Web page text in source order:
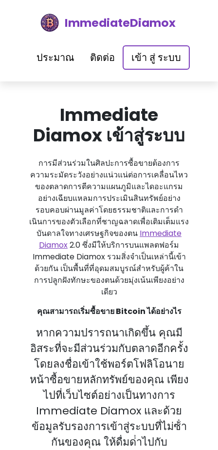
ImmediateDiamox
ประมาณ ติดต่อ เข้า สู่ ระบบ
Immediate
Diamox เข้าสู่ระบบ
การมีส่วนร่วมในศิลปะการซื้อขายต้องการ
ความระมัดระวังอย่างแน่วแน่ต่อการเคลื่อนไหว
ของตลาดการตีความแผนภูมิและไดอะแกรม
อย่างเฉียบแหลมการประเมินสินทรัพย์อย่าง
รอบคอบผ่านมูลค่าโดยธรรมชาติและการดํา
เนินการของตัวเลือกที่ชาญฉลาดเพื่อเติมเต็มแรง
บันดาลใจทางเศรษฐกิจของตน Immediate
Diamox2.0 ซึ่งมีให้บริการบนแพลตฟอร์ม
Immediate Diamox รวมสิ่งจําเป็นเหล่านี้เข้า
ด้วยกัน เป็นพื้นที่ที่อุดมสมบูรณ์สําหรับผู้ค้าใน
การปลูกฝังทักษะของตนด้วยมุ่งเน้นเพียงอย่าง
เดียว
คุณสามารถเริ่มซื้อขาย Bitcoin ได้อย่างไร
หากความปรารถนาเกิดขึ้น คุณมี
อิสระที่จะมีส่วนร่วมกับตลาดอีกครั้ง
โดยลงชื่อเข้าใช้พอร์ตโฟลิโอนาย
หน้าซื้อขายหลักทรัพย์ของคุณ เพียง
ไปที่เว็บไซต์อย่างเป็นทางการ
Immediate Diamox และด้วย
ข้อมูลรับรองการเข้าสู่ระบบที่ไม่ซ้ํา
กันของคุณ ให้ดื่มด่ําไปกับ